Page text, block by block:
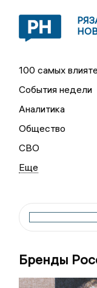
100 самых
События недели
Аналитика
Общество
СВО
Бренды